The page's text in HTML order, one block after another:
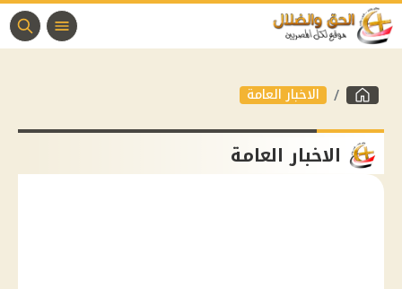
الاخبار العامة
الاخبار العامة